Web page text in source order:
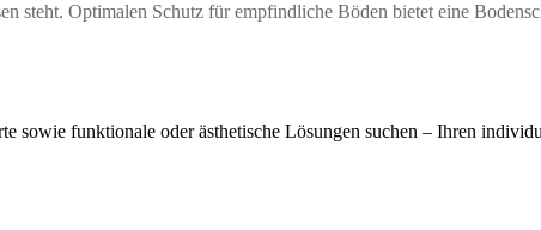
steht. Optimalen Schutz für empfindliche Böden bietet eine
sowie funktionale oder ästhetische Lösungen suchen – Ihren